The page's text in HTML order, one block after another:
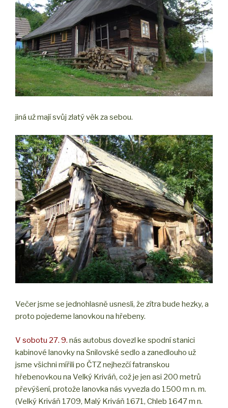
jiná už mají svůj zlatý věk za sebou.
Večer jsme se jednohlasně usnesli, že zítra bude hezky, a
proto pojedeme lanovkou na hřebeny.
V sobotu 27. 9. nás autobus dovezl ke spodní stanici
kabinové lanovky na Snilovské sedlo a zanedlouho už
jsme všichni mířili po ČTZ nejhezčí fatranskou
hřebenovkou na Velký Kriváň, což je jen asi 200 metrů
převýšení, protože lanovka nás vyvezla do 1500 m n. m.
(Velký Kriváň 1709, Malý Kriváň 1671, Chleb 1647 m n.